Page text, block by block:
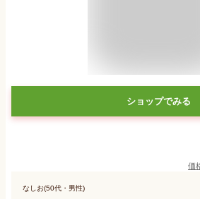
ショップでみる
価
なしお(50代・男性)